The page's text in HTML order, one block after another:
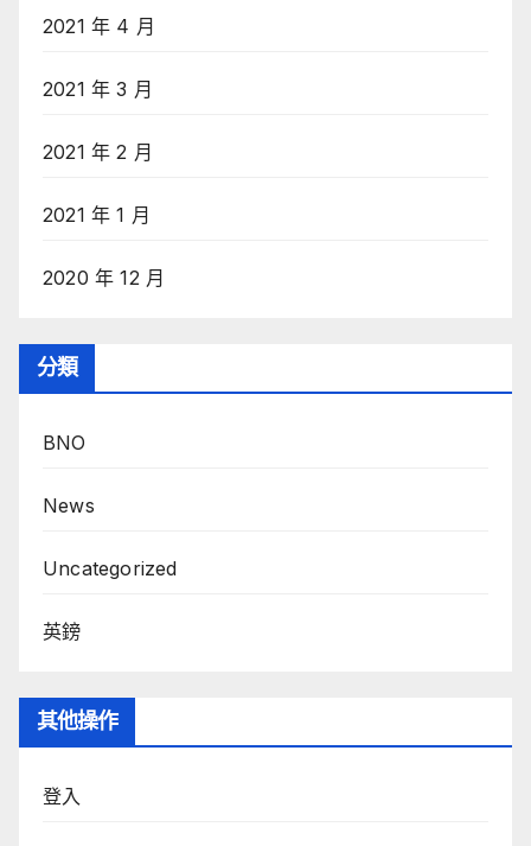
2021 年 4 月
2021 年 3 月
2021 年 2 月
2021 年 1 月
2020 年 12 月
分類
BNO
News
Uncategorized
英鎊
其他操作
登入